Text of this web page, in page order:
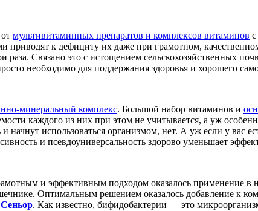
мультивитаминных препаратов и комплексов витаминов
приводят к дефициту их даже при грамотном,
раза. Связано это с истощением сельскохозяйственных
необходимо для поддержания здоровья и хорошего
минеральный комплекс. Большой набор витаминов и
каждого из них при этом не учитывается, а уж
начнут использоваться организмом, нет. А уж если у
и псевдоуниверсальность здорово уменьшает
и эффективным подходом оказалось применение
Оптимальным решением оказалось добавление к
. Как известно, бифидобактерии — это